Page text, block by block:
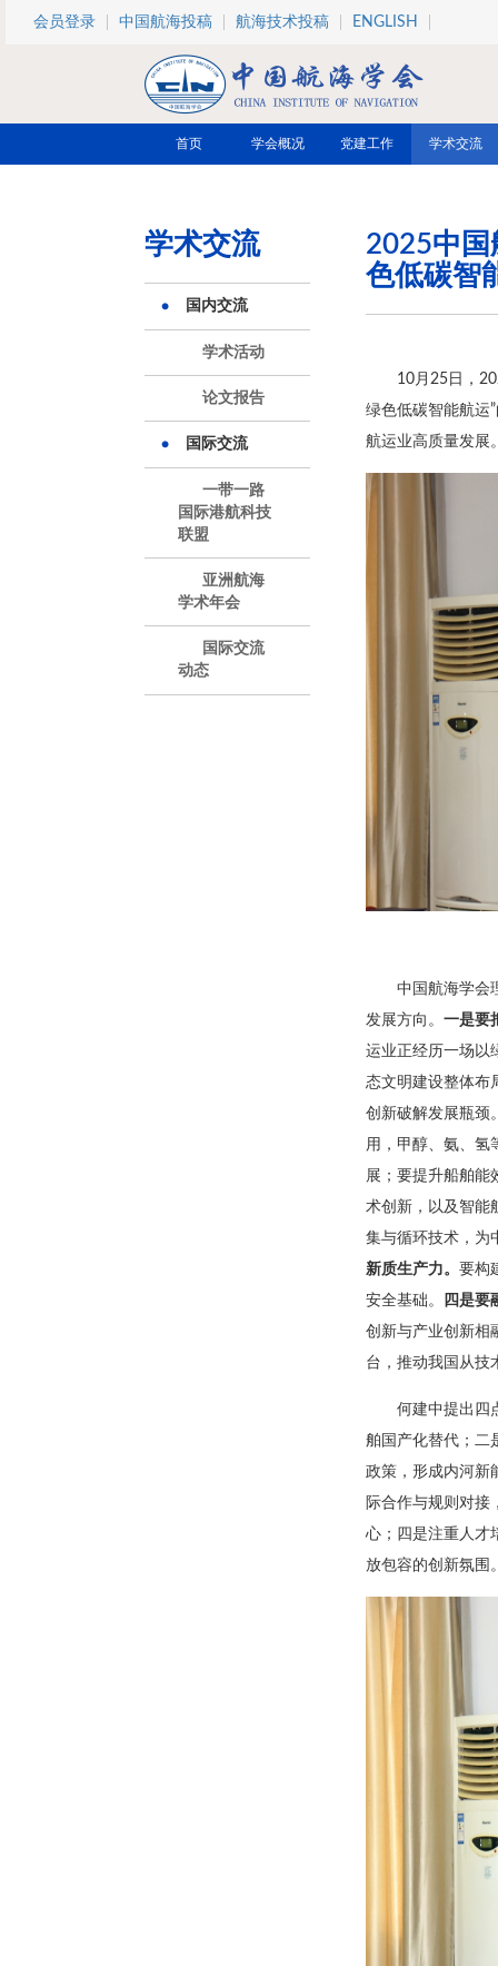
跳转到主要内容
会员登录 中国航海投稿 航海技术投稿 ENGLISH
首页 学会概况 党建工作 学术交流
学术交流
国内交流
学术活动
论文报告
国际交流
一带一路
国际港航科技
联盟
亚洲航海
学术年会
国际交流
动态
2025中国
色低碳智
10月25日，
绿色低碳智能航运
航运业高质量发展
中国航海学会
发展方向。 一是要
运业正经历一场以
态文明建设整体布
创新破解发展瓶颈
用，甲醇、氨、氢
展；要提升船舶能
术创新，以及智能
集与循环技术，为
新质生产力。 要构
安全基础。
四是要
创新与产业创新相
台，推动我国从技
何建中提出四
舶国产化替代；二
政策，形成内河新
际合作与规则对接
心；四是注重人才
放包容的创新氛围